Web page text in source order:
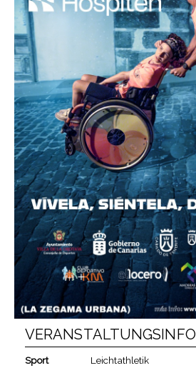
VERANSTALTUNGSINFO
Sport
Leichtathletik